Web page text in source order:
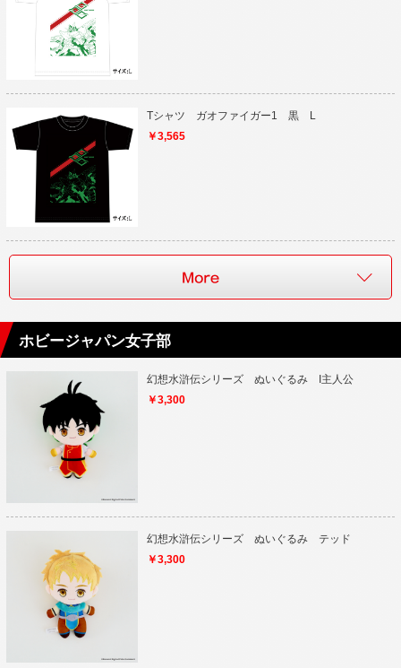
Tシャツ ガオファイガー1 黒 L
￥3,565
ホビージャパン女子部
幻想水滸伝シリーズ ぬいぐるみ I主人公
￥3,300
幻想水滸伝シリーズ ぬいぐるみ テッド
￥3,300